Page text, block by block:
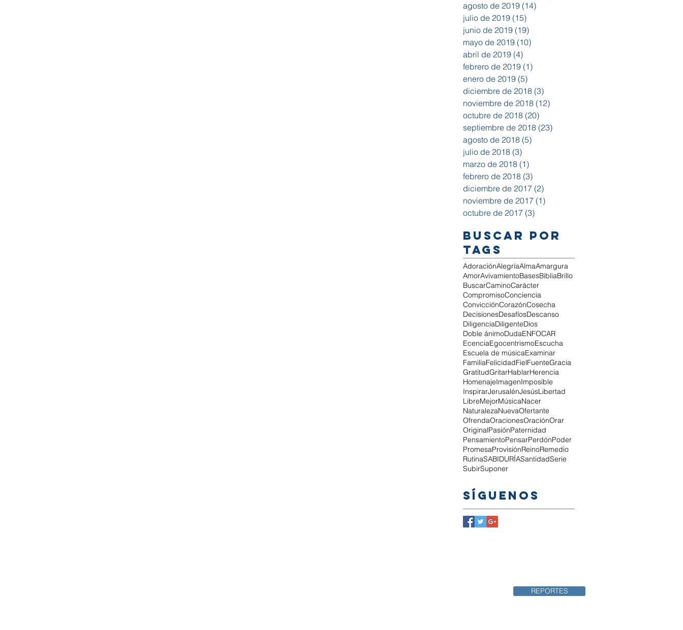
agosto de 2019 (14)
julio de 2019 (15)
junio de 2019 (19)
mayo de 2019 (10)
abril de 2019 (4)
febrero de 2019 (1)
enero de 2019 (5)
diciembre de 2018 (3)
noviembre de 2018 (12)
octubre de 2018 (20)
septiembre de 2018 (23)
agosto de 2018 (5)
julio de 2018 (3)
marzo de 2018 (1)
febrero de 2018 (3)
diciembre de 2017 (2)
noviembre de 2017 (1)
octubre de 2017 (3)
Buscar por
tags
AdoraciónAlegríaAlmaAmargura
AmorAvivamientoBasesBibliaBrillo
BuscarCaminoCarácter
CompromisoConciencia
ConvicciónCorazónCosecha
DecisionesDesafíosDescanso
DiligenciaDiligenteDios
Doble ánimoDudaENFOCAR
EcenciaEgocentrismoEscucha
Escuela de músicaExaminar
FamiliaFelicidadFielFuenteGracia
GratitudGritarHablarHerencia
HomenajeImagenImposible
InspirarJerusalénJesúsLibertad
LibreMejorMúsicaNacer
NaturalezaNuevaOfertante
OfrendaOracionesOraciónOrar
OriginalPasiónPaternidad
PensamientoPensarPerdónPoder
PromesaProvisiónReinoRemedio
RutinaSABIDURÍASantidadSerie
SubirSuponer
Síguenos
REPORTES